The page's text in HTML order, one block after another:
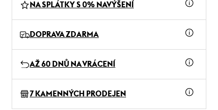
NA SPLÁTKY S 0% NAVÝŠENÍ
DOPRAVA ZDARMA
AŽ 60 DNŮ NA VRÁCENÍ
7 KAMENNÝCH PRODEJEN